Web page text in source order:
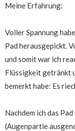
Meine Erfahrung:
Voller Spannung
Pad herausgepickt.
und somit war ich
Flüssigkeit getränkt
bemerkt habe: Es
Nachdem ich das
(Augenpartie